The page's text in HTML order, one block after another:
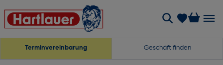
Terminvereinbarung Geschäft finden